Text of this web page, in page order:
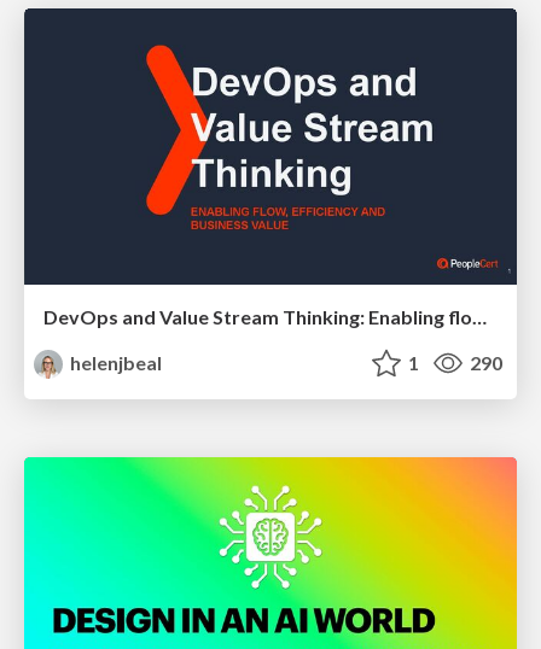
DevOps and Value Stream Thinking: Enabling flow, efficiency and business value
helenjbeal
1 290